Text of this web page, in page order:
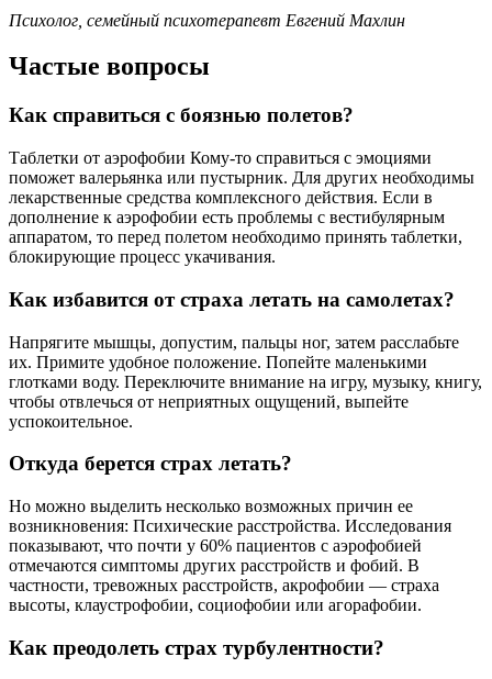
Психолог, семейный психотерапевт Евгений Махлин
Частые вопросы
Как справиться с боязнью полетов?
Таблетки от аэрофобии Кому-то справиться с эмоциями
поможет валерьянка или пустырник. Для других необходимы
лекарственные средства комплексного действия. Если в
дополнение к аэрофобии есть проблемы с вестибулярным
аппаратом, то перед полетом необходимо принять таблетки,
блокирующие процесс укачивания.
Как избавится от страха летать на самолетах?
Напрягите мышцы, допустим, пальцы ног, затем расслабьте
их. Примите удобное положение. Попейте маленькими
глотками воду. Переключите внимание на игру, музыку, книгу,
чтобы отвлечься от неприятных ощущений, выпейте
успокоительное.
Откуда берется страх летать?
Но можно выделить несколько возможных причин ее
возникновения: Психические расстройства. Исследования
показывают, что почти у 60% пациентов с аэрофобией
отмечаются симптомы других расстройств и фобий. В
частности, тревожных расстройств, акрофобии — страха
высоты, клаустрофобии, социофобии или агорафобии.
Как преодолеть страх турбулентности?